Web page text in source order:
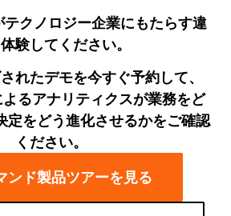
クノロジー企業にもたらす違
験してください。
れたデモを今すぐ予約して、
るアナリティクスが業務をど
定をどう進化させるかをご確認
ください。
ンド製品ツアーを見る